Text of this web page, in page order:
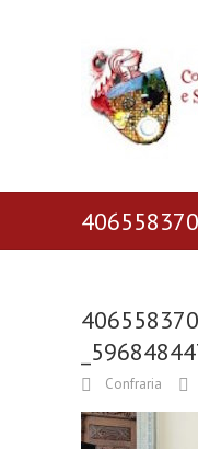
Confraria